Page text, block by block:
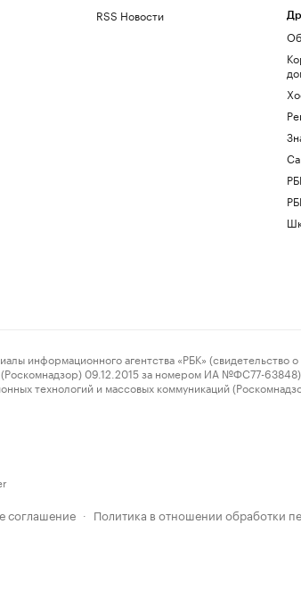
RSS Новости
агентства «РБК» (свидетельство о
09.12.2015 за номером ИА №ФС77-63848)
технологий и массовых коммуникаций
соглашение · Политика в отношении обработки